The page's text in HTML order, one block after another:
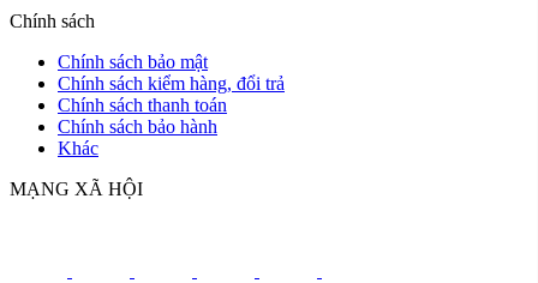
Chính sách
Chính sách bảo mật
Chính sách kiểm hàng, đổi trả
Chính sách thanh toán
Chính sách bảo hành
Khác
MẠNG XÃ HỘI